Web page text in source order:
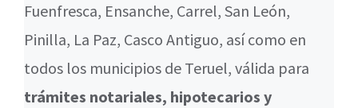
Fuenfresca, Ensanche, Carrel, San León,
Pinilla, La Paz, Casco Antiguo, así como en
todos los municipios de Teruel, válida para
trámites notariales, hipotecarios y